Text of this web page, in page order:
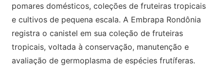
pomares domésticos, coleções de fruteiras tropicais
e cultivos de pequena escala. A Embrapa Rondônia
registra o canistel em sua coleção de fruteiras
tropicais, voltada à conservação, manutenção e
avaliação de germoplasma de espécies frutíferas.